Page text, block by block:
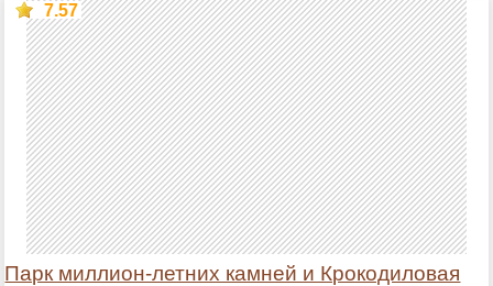
Парк миллион-летних камней и Крокодиловая
7.57